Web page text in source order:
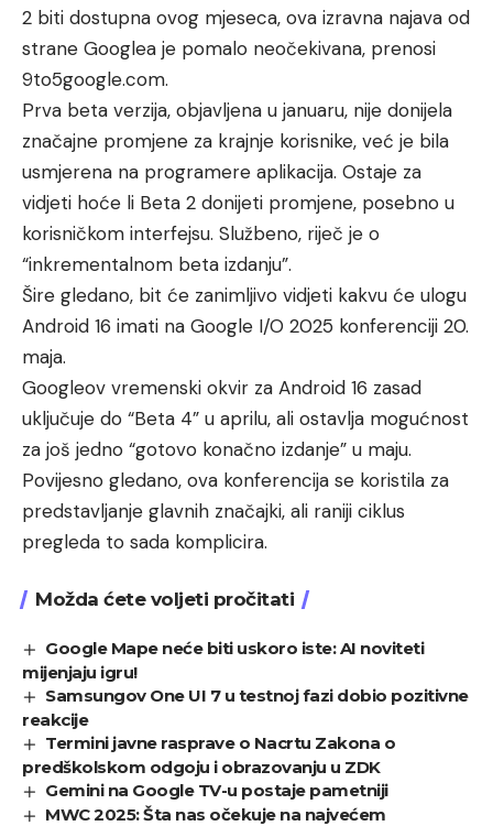
2 biti dostupna ovog mjeseca, ova izravna najava od
strane Googlea je pomalo neočekivana, prenosi
9to5google.com.
Prva beta verzija, objavljena u januaru, nije donijela
značajne promjene za krajnje korisnike, već je bila
usmjerena na programere aplikacija. Ostaje za
vidjeti hoće li Beta 2 donijeti promjene, posebno u
korisničkom interfejsu. Službeno, riječ je o
“inkrementalnom beta izdanju”.
Šire gledano, bit će zanimljivo vidjeti kakvu će ulogu
Android 16 imati na Google I/O 2025 konferenciji 20.
maja.
Googleov vremenski okvir za Android 16 zasad
uključuje do “Beta 4” u aprilu, ali ostavlja mogućnost
za još jedno “gotovo konačno izdanje” u maju.
Povijesno gledano, ova konferencija se koristila za
predstavljanje glavnih značajki, ali raniji ciklus
pregleda to sada komplicira.
Možda ćete voljeti pročitati
Google Mape neće biti uskoro iste: AI noviteti
mijenjaju igru!
Samsungov One UI 7 u testnoj fazi dobio pozitivne
reakcije
Termini javne rasprave o Nacrtu Zakona o
predškolskom odgoju i obrazovanju u ZDK
Gemini na Google TV-u postaje pametniji
MWC 2025: Šta nas očekuje na najvećem